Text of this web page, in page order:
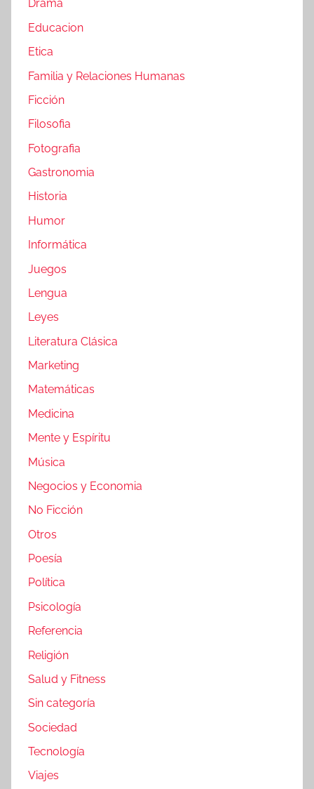
Drama
Educacion
Etica
Familia y Relaciones Humanas
Ficción
Filosofia
Fotografia
Gastronomia
Historia
Humor
Informática
Juegos
Lengua
Leyes
Literatura Clásica
Marketing
Matemáticas
Medicina
Mente y Espíritu
Música
Negocios y Economia
No Ficción
Otros
Poesía
Política
Psicología
Referencia
Religión
Salud y Fitness
Sin categoría
Sociedad
Tecnología
Viajes